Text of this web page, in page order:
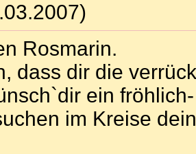
Rosmarin.
dass dir die
ein
im Kreise